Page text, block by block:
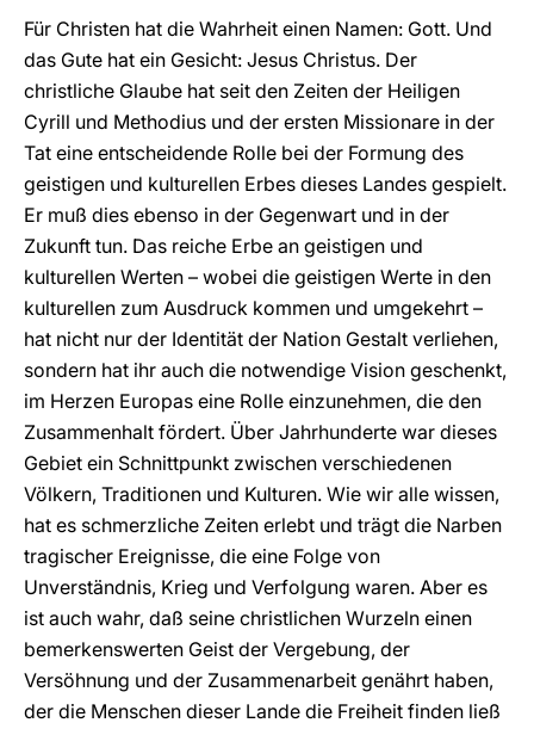
Für Christen hat die Wahrheit einen Namen: Gott. Und
das Gute hat ein Gesicht: Jesus Christus. Der
christliche Glaube hat seit den Zeiten der Heiligen
Cyrill und Methodius und der ersten Missionare in der
Tat eine entscheidende Rolle bei der Formung des
geistigen und kulturellen Erbes dieses Landes gespielt.
Er muß dies ebenso in der Gegenwart und in der
Zukunft tun. Das reiche Erbe an geistigen und
kulturellen Werten – wobei die geistigen Werte in den
kulturellen zum Ausdruck kommen und umgekehrt –
hat nicht nur der Identität der Nation Gestalt verliehen,
sondern hat ihr auch die notwendige Vision geschenkt,
im Herzen Europas eine Rolle einzunehmen, die den
Zusammenhalt fördert. Über Jahrhunderte war dieses
Gebiet ein Schnittpunkt zwischen verschiedenen
Völkern, Traditionen und Kulturen. Wie wir alle wissen,
hat es schmerzliche Zeiten erlebt und trägt die Narben
tragischer Ereignisse, die eine Folge von
Unverständnis, Krieg und Verfolgung waren. Aber es
ist auch wahr, daß seine christlichen Wurzeln einen
bemerkenswerten Geist der Vergebung, der
Versöhnung und der Zusammenarbeit genährt haben,
der die Menschen dieser Lande die Freiheit finden ließ